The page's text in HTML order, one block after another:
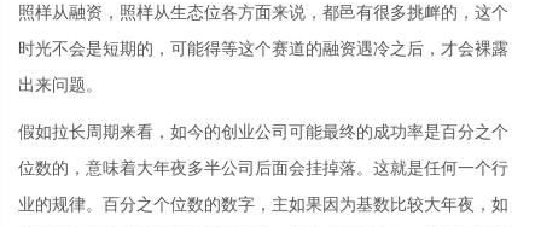
照样从融资，照样从生态位各方面来说，都邑有很多挑衅的，这个
时光不会是短期的，可能得等这个赛道的融资遇冷之后，才会裸露
出来问题。
假如拉长周期来看，如今的创业公司可能最终的成功率是百分之个
位数的，意味着大年夜多半公司后面会挂掉落。这就是任何一个行
业的规律。百分之个位数的数字，主如果因为基数比较大年夜，如